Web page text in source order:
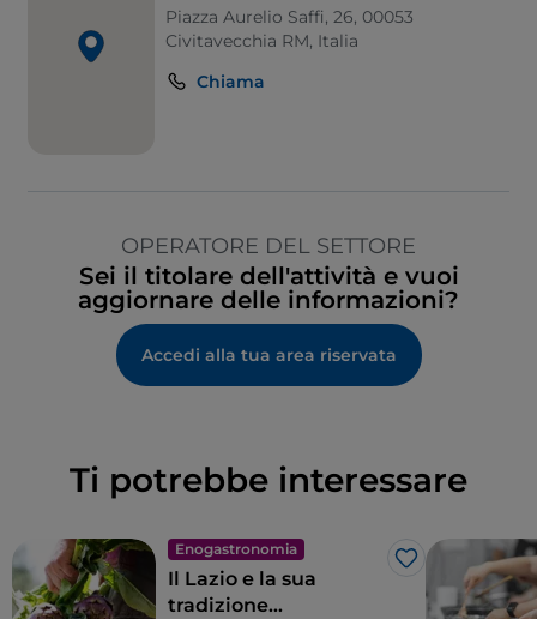
Piazza Aurelio Saffi, 26, 00053
Civitavecchia RM, Italia
Chiama
OPERATORE DEL SETTORE
Sei il titolare dell'attività e vuoi
aggiornare delle informazioni?
Accedi alla tua area riservata
Ti potrebbe interessare
Enogastronomia
Like
Il Lazio e la sua
tradizione